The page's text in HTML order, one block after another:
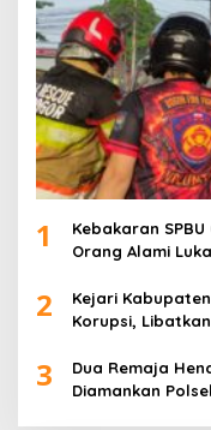
1
Kebakaran
Orang Alami
2
Kejari
Korupsi,
3
Dua Remaja
Diamankan